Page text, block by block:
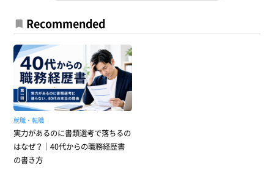
Recommended
就職・転職
実力があるのに書類選考で落ちるの
はなぜ？｜40代からの職務経歴書
の書き方